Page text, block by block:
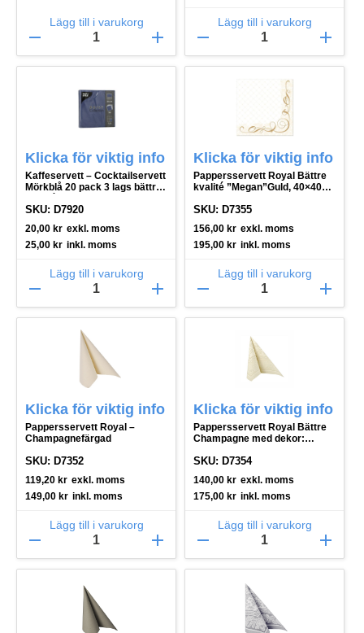
Lägg till i varukorg
remove add
Lägg till i varukorg
remove add
Klicka för viktig info
Kaffeservett – Cocktailservett
Mörkblå 20 pack 3 lags bättre
SKU: D7920
20,00 kr exkl. moms
25,00 kr inkl. moms
Lägg till i varukorg
remove add
Klicka för viktig info
Pappersservett Royal Bättre
kvalité ”Megan”Guld, 40×40
SKU: D7355
156,00 kr exkl. moms
195,00 kr inkl. moms
Lägg till i varukorg
remove add
Klicka för viktig info
Pappersservett Royal –
Champagnefärgad
SKU: D7352
119,20 kr exkl. moms
149,00 kr inkl. moms
Lägg till i varukorg
remove add
Klicka för viktig info
Pappersservett Royal Bättre
Champagne med dekor:
SKU: D7354
140,00 kr exkl. moms
175,00 kr inkl. moms
Lägg till i varukorg
remove add